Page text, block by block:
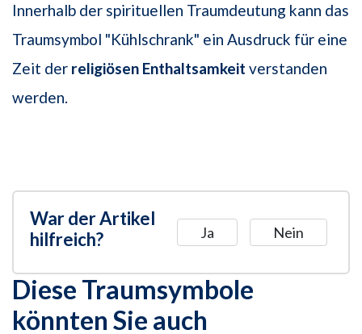
Innerhalb der spirituellen Traumdeutung kann das
Traumsymbol "Kühlschrank" ein Ausdruck für eine
Zeit der religiösen Enthaltsamkeit verstanden
werden.
War der Artikel
hilfreich?
Ja Nein
Diese Traumsymbole
könnten Sie auch